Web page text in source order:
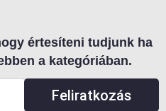
értesíteni tudjunk ha
a kategóriában.
Feliratkozás